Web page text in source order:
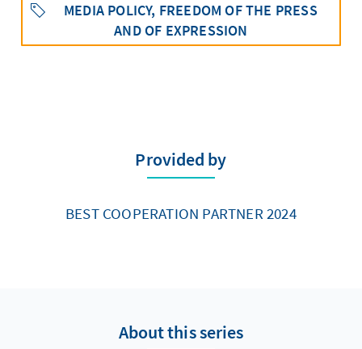
MEDIA POLICY, FREEDOM OF THE PRESS
AND OF EXPRESSION
Provided by
BEST COOPERATION PARTNER 2024
About this series